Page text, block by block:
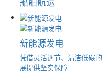
新能源发电
凭借灵活调节、清洁低碳
展提供坚实保障